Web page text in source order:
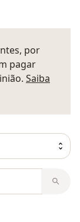
por
pagar
Saiba